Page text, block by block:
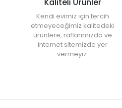
Kendi evimiz için tercih
etmeyeceğimiz kalitedeki
ürünlere, raflarımızda ve
internet sitemizde yer
vermeyiz.